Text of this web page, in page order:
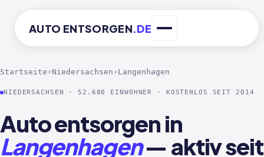
AUTO ENTSORGEN.DE
Startseite › Niedersachsen › Langenhagen
NIEDERSACHSEN · 52.680 EINWOHNER · KOSTENLOS SEIT 2014
Auto entsorgen in
Langenhagen— aktiv seit